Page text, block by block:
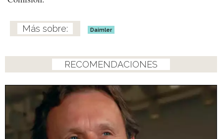
Daimler
RECOMENDACIONES